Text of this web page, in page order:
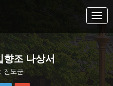
설
화
메
뉴
향조 나상서
진도군